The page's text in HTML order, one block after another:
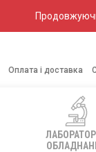
Оплата і доставка